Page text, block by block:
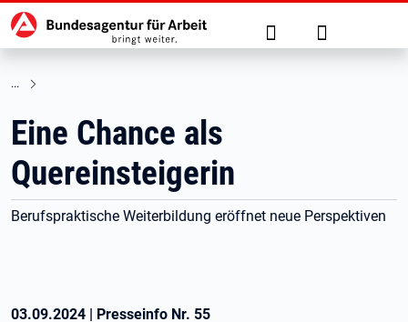
zu den Hauptinhalten springen
Hauptnavigation Suche Anmelden
Eine Chance als
Quereinsteigerin
Berufspraktische Weiterbildung eröffnet neue Perspektiven
03.09.2024 | Presseinfo Nr. 55